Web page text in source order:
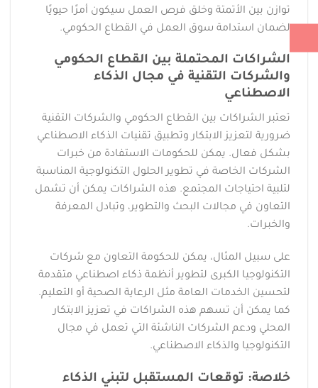
توازن بين الأتمتة وخلق فرص العمل سيكون أمرًا حيويًا
لضمان استدامة سوق العمل في القطاع الحكومي.
الشراكات المحتملة بين القطاع الحكومي
والشركات التقنية في مجال الذكاء
الاصطناعي
تعتبر الشراكات بين القطاع الحكومي والشركات التقنية
ضرورية لتعزيز الابتكار وتطبيق تقنيات الذكاء الاصطناعي
بشكل فعال. يمكن للحكومات الاستفادة من خبرات
الشركات الخاصة في تطوير الحلول التكنولوجية المناسبة
لتلبية احتياجات المجتمع. هذه الشراكات يمكن أن تشمل
التعاون في مجالات البحث والتطوير، وتبادل المعرفة
والخبرات.
على سبيل المثال، يمكن للحكومة التعاون مع شركات
التكنولوجيا الكبرى لتطوير أنظمة ذكاء اصطناعي متقدمة
لتحسين الخدمات العامة مثل الرعاية الصحية أو التعليم.
كما يمكن أن تسهم هذه الشراكات في تعزيز الابتكار
المحلي ودعم الشركات الناشئة التي تعمل في مجال
التكنولوجيا والذكاء الاصطناعي.
خلاصة: توقعات المستقبل لتبني الذكاء